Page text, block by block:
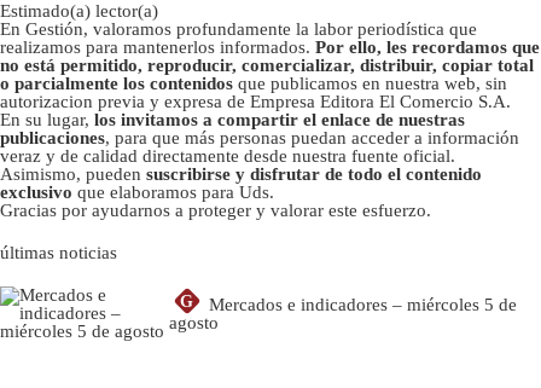
Estimado(a) lector(a)
En Gestión, valoramos profundamente la labor periodística que
realizamos para mantenerlos informados. Por ello, les recordamos que
no está permitido, reproducir, comercializar, distribuir, copiar total
o parcialmente los contenidos que publicamos en nuestra web, sin
autorizacion previa y expresa de Empresa Editora El Comercio S.A.
En su lugar, los invitamos a compartir el enlace de nuestras
publicaciones, para que más personas puedan acceder a información
veraz y de calidad directamente desde nuestra fuente oficial.
Asimismo, pueden suscribirse y disfrutar de todo el contenido
exclusivo que elaboramos para Uds.
Gracias por ayudarnos a proteger y valorar este esfuerzo.
últimas noticias
G
Mercados e indicadores – miércoles 5 de
agosto